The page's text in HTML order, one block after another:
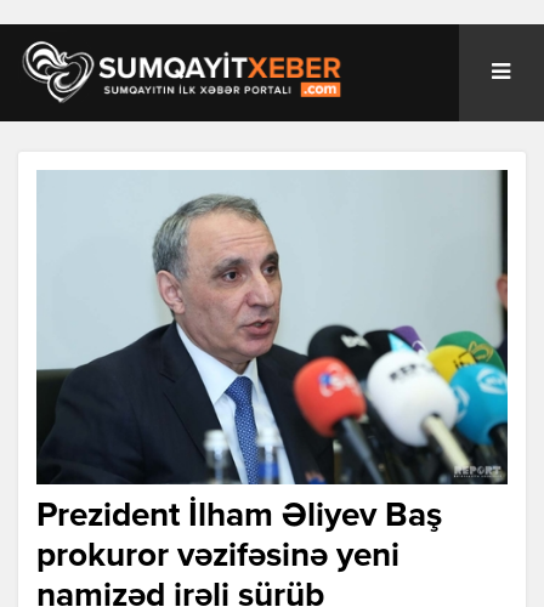
Prezident İlham Əliyev Baş
prokuror vəzifəsinə yeni
namizəd irəli sürüb